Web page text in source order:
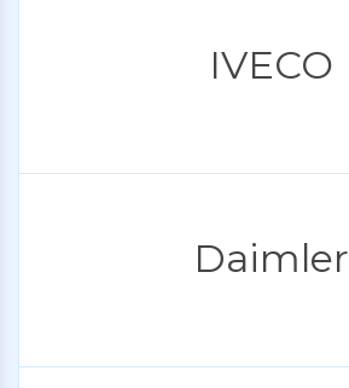
IVECO
Daimler